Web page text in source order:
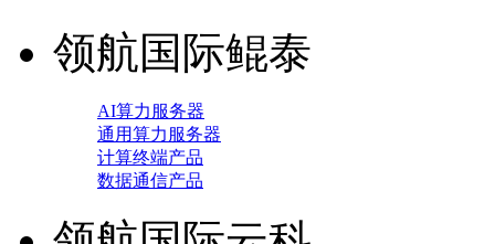
领航国际鲲泰
AI算力服务器
通用算力服务器
计算终端产品
数据通信产品